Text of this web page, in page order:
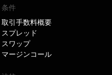
条件
取引手数料概要
スプレッド
スワップ
マージンコール